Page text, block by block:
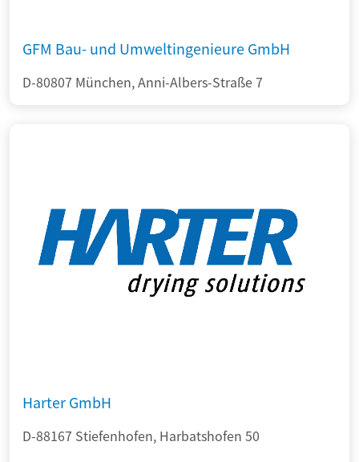
GFM Bau- und Umweltingenieure GmbH
D-80807 München, Anni-Albers-Straße 7
Harter GmbH
D-88167 Stiefenhofen, Harbatshofen 50